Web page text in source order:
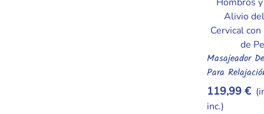
Añadir Al
Masajeador
Para
119,99 €
inc.)